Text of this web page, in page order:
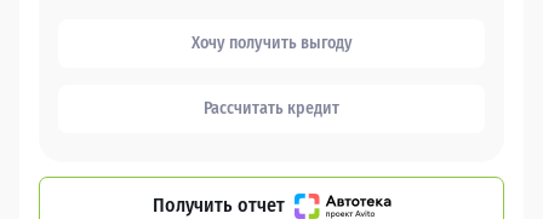
Хочу получить выгоду
Рассчитать кредит
Получить отчет